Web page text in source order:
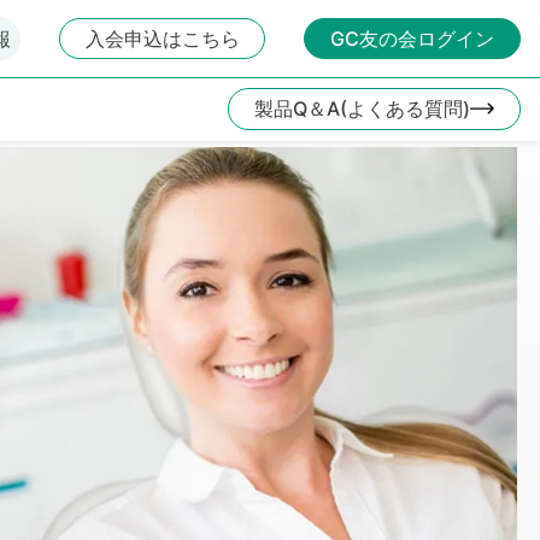
入会申込はこちら GC友の会ログイン
製品Q＆A(よくある質問)